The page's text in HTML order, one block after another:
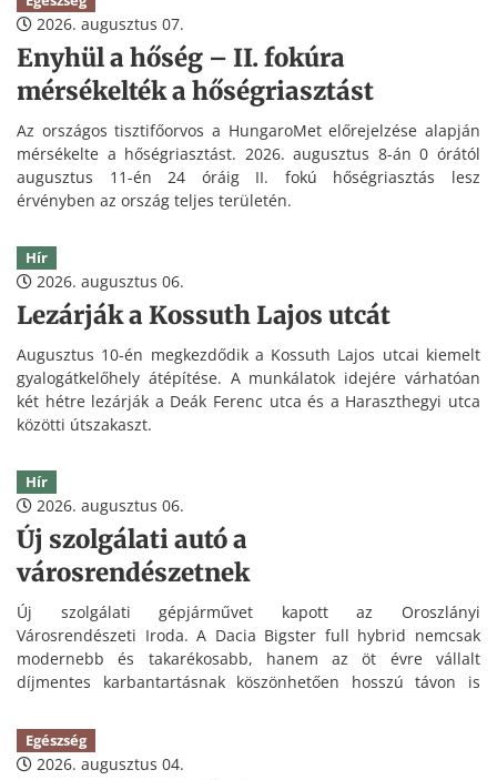
2026. augusztus 07.
Enyhül a hőség – II. fokúra
mérsékelték a hőségriasztást
Az országos tisztifőorvos a HungaroMet előrejelzése alapján
mérsékelte a hőségriasztást. 2026. augusztus 8-án 0 órától
augusztus 11-én 24 óráig II. fokú hőségriasztás lesz
érvényben az ország teljes területén.
Hír
2026. augusztus 06.
Lezárják a Kossuth Lajos utcát
Augusztus 10-én megkezdődik a Kossuth Lajos utcai kiemelt
gyalogátkelőhely átépítése. A munkálatok idejére várhatóan
két hétre lezárják a Deák Ferenc utca és a Haraszthegyi utca
közötti útszakaszt.
Hír
2026. augusztus 06.
Új szolgálati autó a
városrendészetnek
Új szolgálati gépjárművet kapott az Oroszlányi
Városrendészeti Iroda. A Dacia Bigster full hybrid nemcsak
modernebb és takarékosabb, hanem az öt évre vállalt
díjmentes karbantartásnak köszönhetően hosszú távon is
Egészség
2026. augusztus 04.